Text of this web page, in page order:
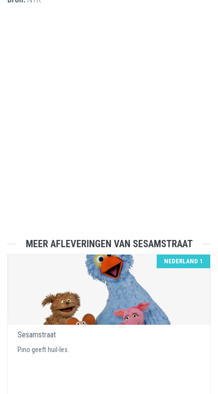
MEER AFLEVERINGEN VAN SESAMSTRAAT
NEDERLAND 1
Sesamstraat
Pino geeft huil-les.